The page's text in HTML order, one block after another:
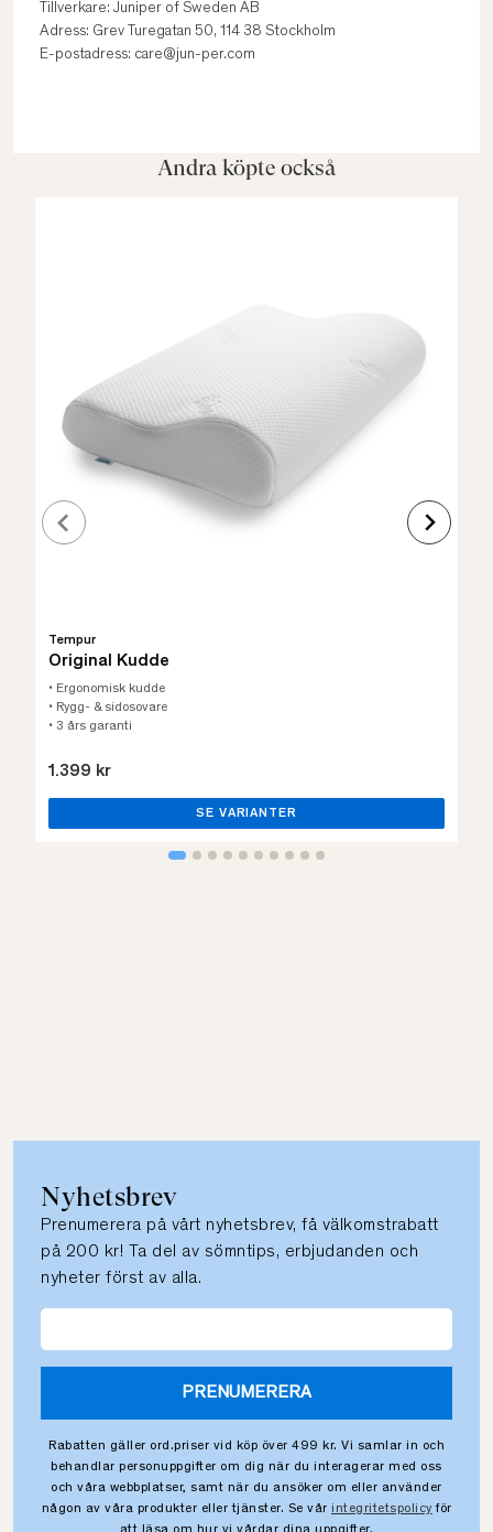
Tillverkare: Juniper of Sweden AB
Adress: Grev Turegatan 50, 114 38 Stockholm
E-postadress: care@jun-per.com
Andra köpte också
Tempur
Original Kudde
• Ergonomisk kudde
• Rygg- & sidosovare
• 3 års garanti
1.399 kr
SE VARIANTER
Nyhetsbrev
Prenumerera på vårt nyhetsbrev, få välkomstrabatt
på 200 kr! Ta del av sömntips, erbjudanden och
nyheter först av alla.
PRENUMERERA
Rabatten gäller ord.priser vid köp över 499 kr. Vi samlar in och
behandlar personuppgifter om dig när du interagerar med oss
och våra webbplatser, samt när du ansöker om eller använder
någon av våra produkter eller tjänster. Se vår integritetspolicy för